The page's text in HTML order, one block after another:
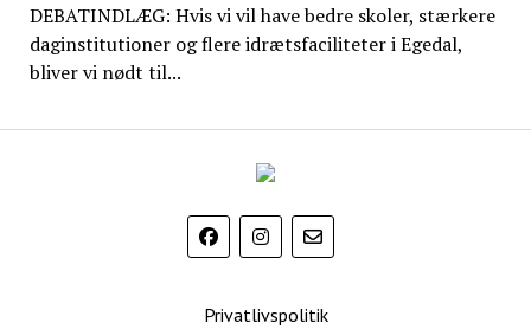
DEBATINDLÆG: Hvis vi vil have bedre skoler, stærkere
daginstitutioner og flere idrætsfaciliteter i Egedal,
bliver vi nødt til...
EgedalPosten
Privatlivspolitik